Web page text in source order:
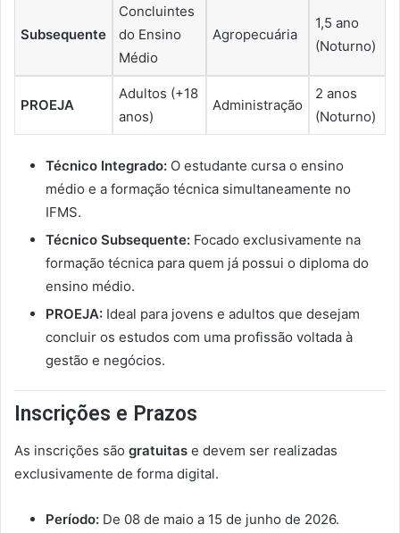
Subsequente
Concluintes
do Ensino
Médio
Agropecuária
1,5 ano
(Noturno)
PROEJA
Adultos (+18
anos)
Administração
2 anos
(Noturno)
Técnico Integrado: O estudante cursa o ensino
médio e a formação técnica simultaneamente no
IFMS.
Técnico Subsequente: Focado exclusivamente na
formação técnica para quem já possui o diploma do
ensino médio.
PROEJA: Ideal para jovens e adultos que desejam
concluir os estudos com uma profissão voltada à
gestão e negócios.
Inscrições e Prazos
As inscrições são gratuitas e devem ser realizadas
exclusivamente de forma digital.
Período: De 08 de maio a 15 de junho de 2026.